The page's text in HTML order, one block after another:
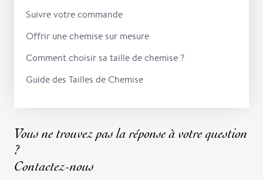
Suivre votre commande
Offrir une chemise sur mesure
Comment choisir sa taille de chemise ?
Guide des Tailles de Chemise
Vous ne trouvez pas la réponse à votre question
?
Contactez-nous